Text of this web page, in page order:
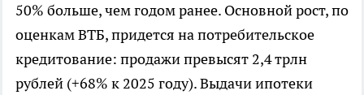
50% больше, чем годом ранее. Основной рост, по
оценкам ВТБ, придется на потребительское
кредитование: продажи превысят 2,4 трлн
рублей (+68% к 2025 году). Выдачи ипотеки